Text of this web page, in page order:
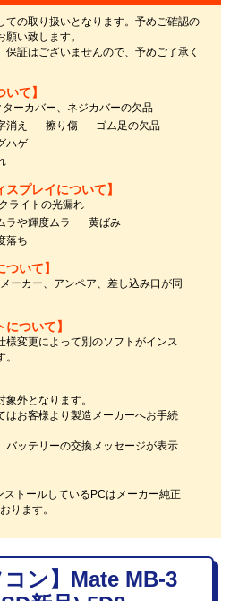
ての取り扱いとなります。予めご確認の
願い致します。
証はございませんので、予めご了承く
て】
ターカバー、ネジカバーの欠品
消え
擦り傷
ゴム足の欠品
ハゲ
スプレイについて】
ライトの光漏れ
ラや輝度ムラ
黄ばみ
落ち
いて】
ーカー、アンペア、差し込み口が同
ついて】
様変更によって別のソフトがインス
外となります。
はお客様より製造メーカーへお手続
ッテリーの交換メッセージが表示
トールしているPCはメーカー純正
ります。
ン】Mate MB-3